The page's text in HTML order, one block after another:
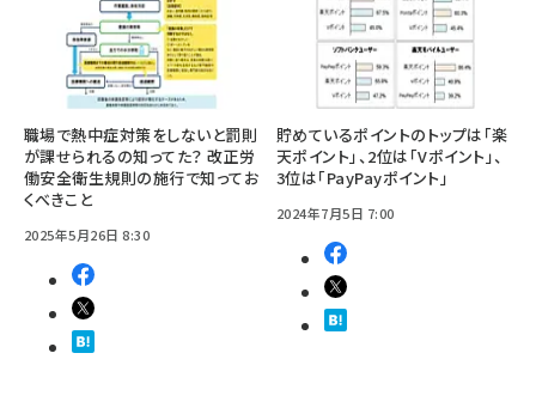
職場で熱中症対策をしないと罰則
が課せられるの知ってた？ 改正労
働安全衛生規則の施行で知ってお
くべきこと
2025年5月26日 8:30
貯めているポイントのトップは「楽
天ポイント」、2位は「Vポイント」、
3位は「PayPayポイント」
2024年7月5日 7:00